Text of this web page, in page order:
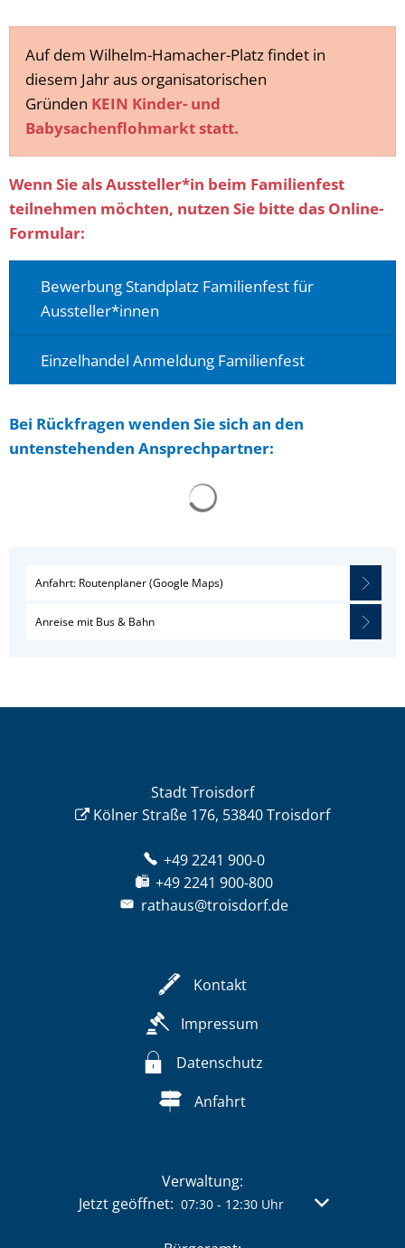
Auf dem Wilhelm-Hamacher-Platz findet in
diesem Jahr aus organisatorischen
Gründen KEIN Kinder- und
Babysachenflohmarkt statt.
Wenn Sie als Aussteller*in beim Familienfest
teilnehmen möchten, nutzen Sie bitte das Online-
Formular:
Bewerbung Standplatz Familienfest für
Aussteller*innen
Einzelhandel Anmeldung Familienfest
Bei Rückfragen wenden Sie sich an den
untenstehenden Ansprechpartner:
Anfahrt: Routenplaner (Google Maps)
Anreise mit Bus & Bahn
Stadt Troisdorf
Kölner Straße 176, 53840 Troisdorf
+49 2241 900-0
+49 2241 900-800
rathaus@troisdorf.de
Kontakt
Impressum
Datenschutz
Anfahrt
Verwaltung:
Klicken, um weitere Öffnungs- oder
Jetzt geöffnet: 07:30- 12:30Uhr Von 07:30